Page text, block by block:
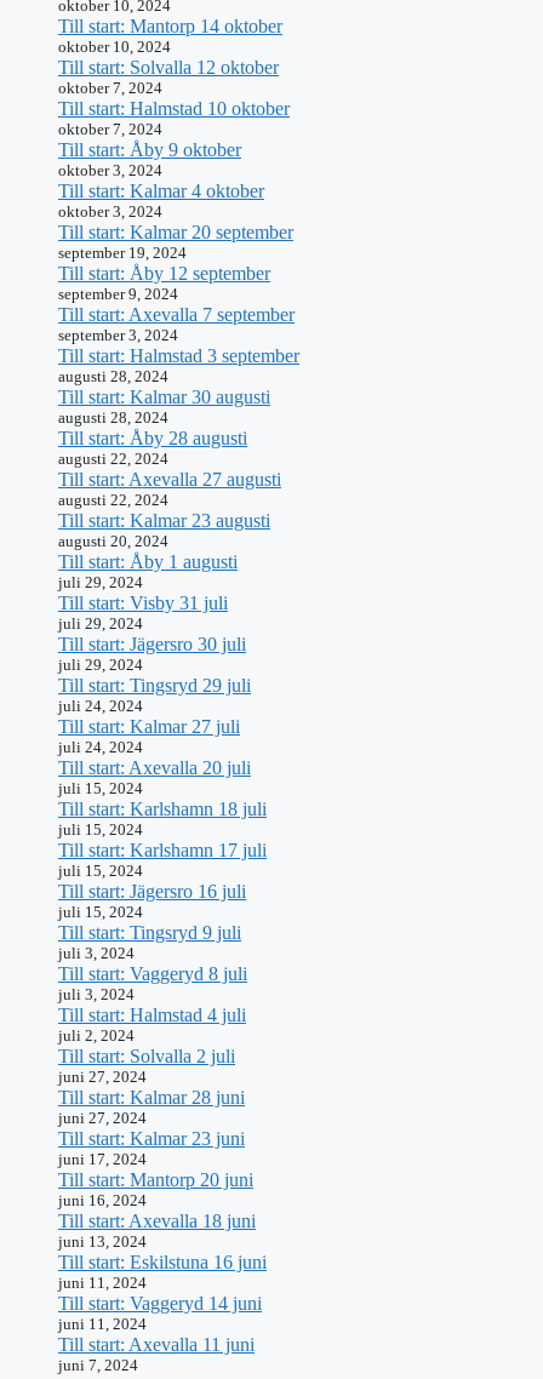
oktober 10, 2024
Till start: Mantorp 14 oktober
oktober 10, 2024
Till start: Solvalla 12 oktober
oktober 7, 2024
Till start: Halmstad 10 oktober
oktober 7, 2024
Till start: Åby 9 oktober
oktober 3, 2024
Till start: Kalmar 4 oktober
oktober 3, 2024
Till start: Kalmar 20 september
september 19, 2024
Till start: Åby 12 september
september 9, 2024
Till start: Axevalla 7 september
september 3, 2024
Till start: Halmstad 3 september
augusti 28, 2024
Till start: Kalmar 30 augusti
augusti 28, 2024
Till start: Åby 28 augusti
augusti 22, 2024
Till start: Axevalla 27 augusti
augusti 22, 2024
Till start: Kalmar 23 augusti
augusti 20, 2024
Till start: Åby 1 augusti
juli 29, 2024
Till start: Visby 31 juli
juli 29, 2024
Till start: Jägersro 30 juli
juli 29, 2024
Till start: Tingsryd 29 juli
juli 24, 2024
Till start: Kalmar 27 juli
juli 24, 2024
Till start: Axevalla 20 juli
juli 15, 2024
Till start: Karlshamn 18 juli
juli 15, 2024
Till start: Karlshamn 17 juli
juli 15, 2024
Till start: Jägersro 16 juli
juli 15, 2024
Till start: Tingsryd 9 juli
juli 3, 2024
Till start: Vaggeryd 8 juli
juli 3, 2024
Till start: Halmstad 4 juli
juli 2, 2024
Till start: Solvalla 2 juli
juni 27, 2024
Till start: Kalmar 28 juni
juni 27, 2024
Till start: Kalmar 23 juni
juni 17, 2024
Till start: Mantorp 20 juni
juni 16, 2024
Till start: Axevalla 18 juni
juni 13, 2024
Till start: Eskilstuna 16 juni
juni 11, 2024
Till start: Vaggeryd 14 juni
juni 11, 2024
Till start: Axevalla 11 juni
juni 7, 2024